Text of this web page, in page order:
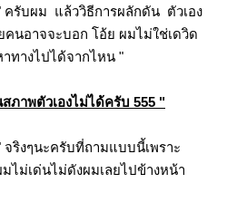
ครับผม แล้ววิธีการผลักดัน ตัวเอง
นอาจจะบอก โอ้ย ผมไม่ใช่เดวิด
ทางไปได้จากไหน "
ภาพตัวเองไม่ได้ครับ 555 "
ริงๆนะครับที่ถามแบบนี้เพราะ
ไม่เด่นไม่ดังผมเลยไปข้างหน้า